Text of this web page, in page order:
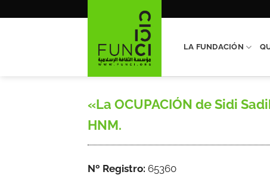
LA FUNDACIÓN
«La OCUPACIÓN de Sidi
HNM.
Nº Registro: 65360